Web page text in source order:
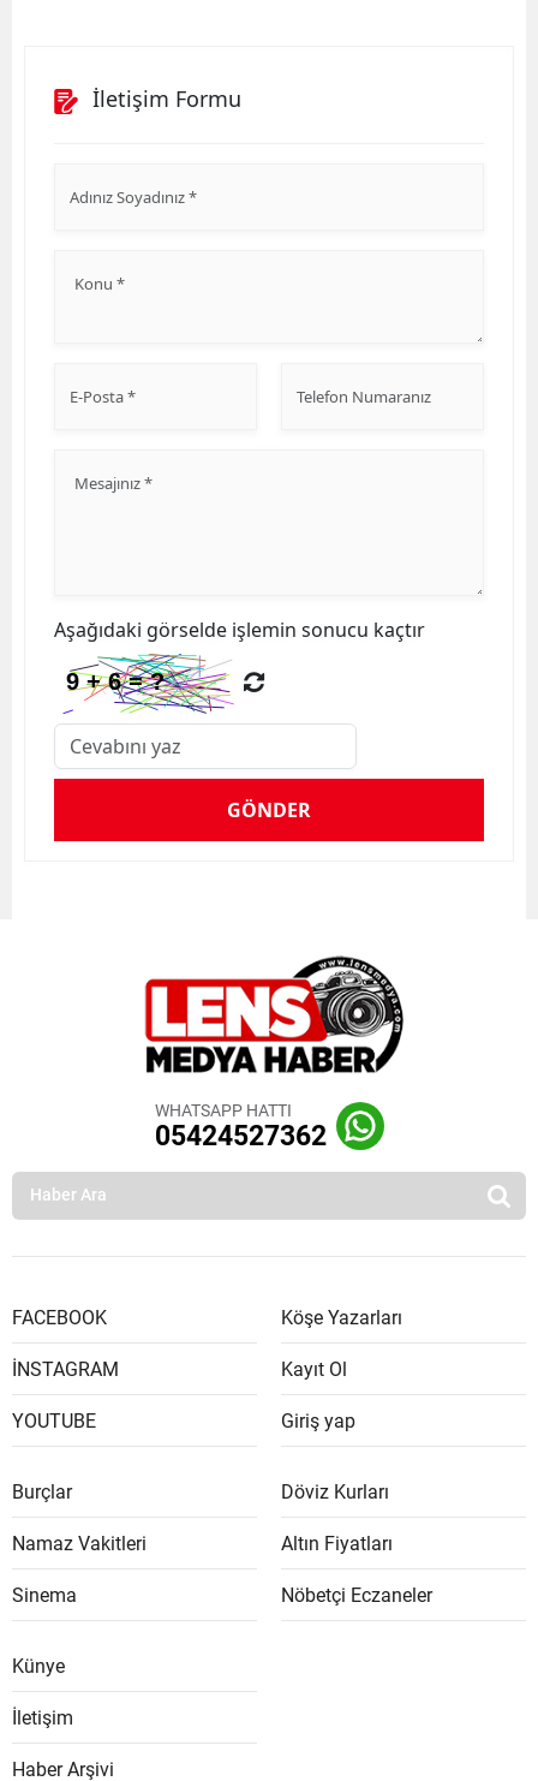
İletişim Formu
Aşağıdaki görselde işlemin sonucu kaçtır
GÖNDER
WHATSAPP HATTI
05424527362
FACEBOOK
İNSTAGRAM
YOUTUBE
Köşe Yazarları
Kayıt Ol
Giriş yap
Burçlar
Namaz Vakitleri
Sinema
Döviz Kurları
Altın Fiyatları
Nöbetçi Eczaneler
Künye
İletişim
Haber Arşivi